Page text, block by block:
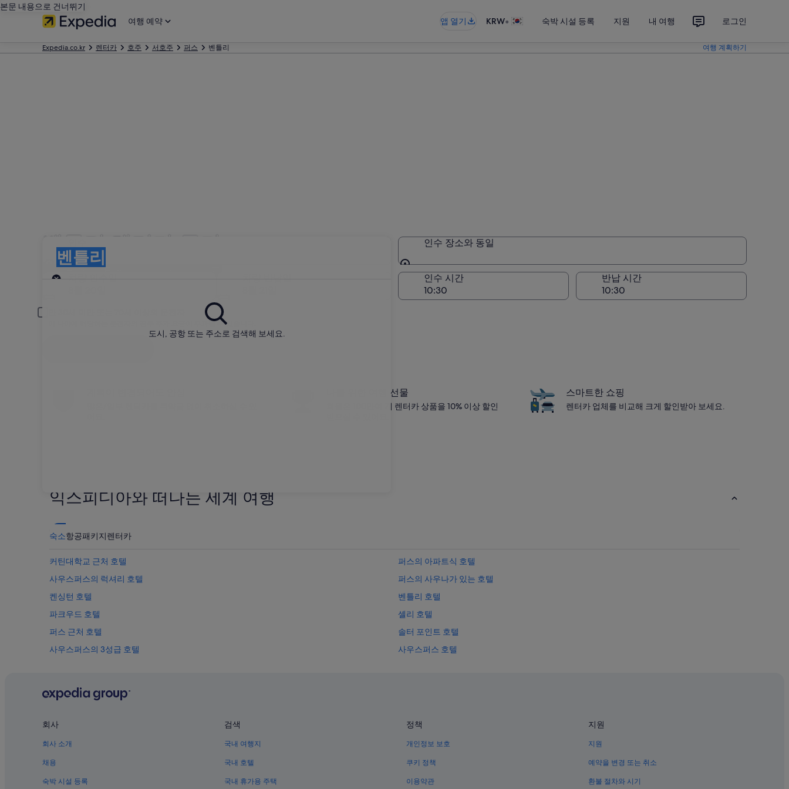
본문 내용으로 건너뛰기
여행 예약
앱 열기 KRW• 숙박 시설 등록 지원 내 여행 로그인
Expedia.co.kr 렌터카 호주 서호주 퍼스 벤틀리 여행 계획하기
벤틀리 렌터카 특가
벤틀리의 렌터카 회사 검색 및 비교
도시, 공항 또는 주소로 검색해 보세요.
벤틀리
인수
인수 장소와 동일
인수 장소와 동일
인수 시간 반납 시간
이 나이에 해당하는 운전자의 경우 추가 요금이 부과될 수 있습니다.
나를 위한 여행 선물
회원은 100만여 개 렌터카 상품을 10% 이상 할인
스마트한 쇼핑
렌터카 업체를 비교해 크게 할인받아 보세요.
익스피디아와 떠나는 세계 여행
숙소항공패키지렌터카
커틴대학교 근처 호텔
퍼스의 아파트식 호텔
사우스퍼스의 럭셔리 호텔
퍼스의 사우나가 있는 호텔
켄싱턴 호텔
벤틀리 호텔
파크우드 호텔
셸리 호텔
퍼스 근처 호텔
솔터 포인트 호텔
사우스퍼스의 3성급 호텔
사우스퍼스 호텔
퍼스의 수영장이 있는 호텔
퍼거슨 계곡의 게스트하우스
서호주 주지사 관저 근처 호텔
회사
회사 소개
채용
숙박 시설 등록
검색
국내 여행지
국내 호텔
국내 휴가용 주택
정책
개인정보 보호
쿠키 정책
이용약관
지원
지원
예약을 변경 또는 취소
환불 절차와 시기